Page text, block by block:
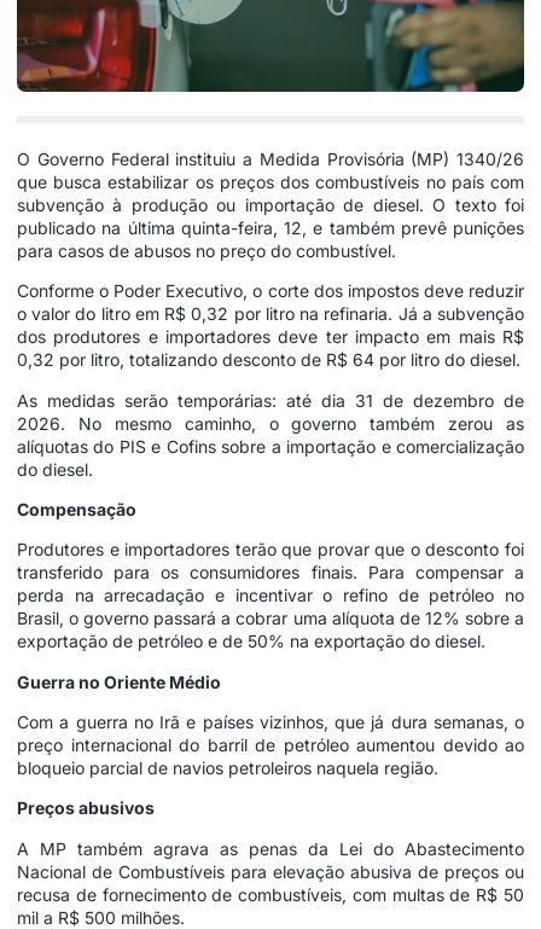
O Governo Federal instituiu a Medida Provisória (MP) 1340/26
que busca estabilizar os preços dos combustíveis no país com
subvenção à produção ou importação de diesel. O texto foi
publicado na última quinta-feira, 12, e também prevê punições
para casos de abusos no preço do combustível.
Conforme o Poder Executivo, o corte dos impostos deve reduzir
o valor do litro em R$ 0,32 por litro na refinaria. Já a subvenção
dos produtores e importadores deve ter impacto em mais R$
0,32 por litro, totalizando desconto de R$ 64 por litro do diesel.
As medidas serão temporárias: até dia 31 de dezembro de
2026. No mesmo caminho, o governo também zerou as
alíquotas do PIS e Cofins sobre a importação e comercialização
do diesel.
Compensação
Produtores e importadores terão que provar que o desconto foi
transferido para os consumidores finais. Para compensar a
perda na arrecadação e incentivar o refino de petróleo no
Brasil, o governo passará a cobrar uma alíquota de 12% sobre a
exportação de petróleo e de 50% na exportação do diesel.
Guerra no Oriente Médio
Com a guerra no Irã e países vizinhos, que já dura semanas, o
preço internacional do barril de petróleo aumentou devido ao
bloqueio parcial de navios petroleiros naquela região.
Preços abusivos
A MP também agrava as penas da Lei do Abastecimento
Nacional de Combustíveis para elevação abusiva de preços ou
recusa de fornecimento de combustíveis, com multas de R$ 50
mil a R$ 500 milhões.